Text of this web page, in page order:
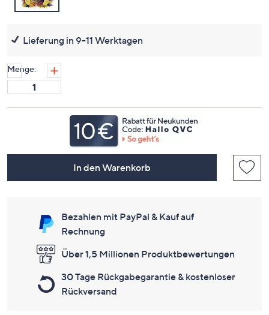
Lieferung in 9-11 Werktagen
Menge:
In den Warenkorb
Bezahlen mit PayPal & Kauf auf
Rechnung
Über 1,5 Millionen Produktbewertungen
30 Tage Rückgabegarantie & kostenloser
Rückversand